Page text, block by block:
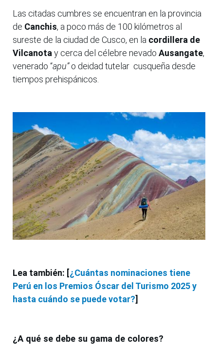
Las citadas cumbres se encuentran en la provincia
de Canchis, a poco más de 100 kilómetros al
sureste de la ciudad de Cusco, en la cordillera de
Vilcanota y cerca del célebre nevado Ausangate,
venerado “apu”o deidad tutelar cusqueña desde
tiempos prehispánicos.
Lea también: [¿Cuántas nominaciones tiene
Perú en los Premios Óscar del Turismo 2025 y
hasta cuándo se puede votar?]
¿A qué se debe su gama de colores?